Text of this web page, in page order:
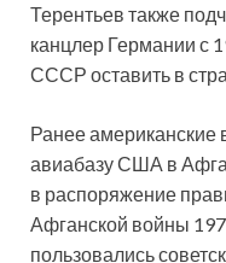
Терентьев также
канцлер Германии с
СССР оставить в
Ранее американские
авиабазу США в
в распоряжение
Афганской войны
пользовались